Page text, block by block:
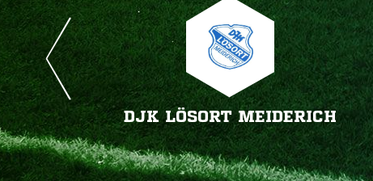
DJK LÖSORT MEIDERICH